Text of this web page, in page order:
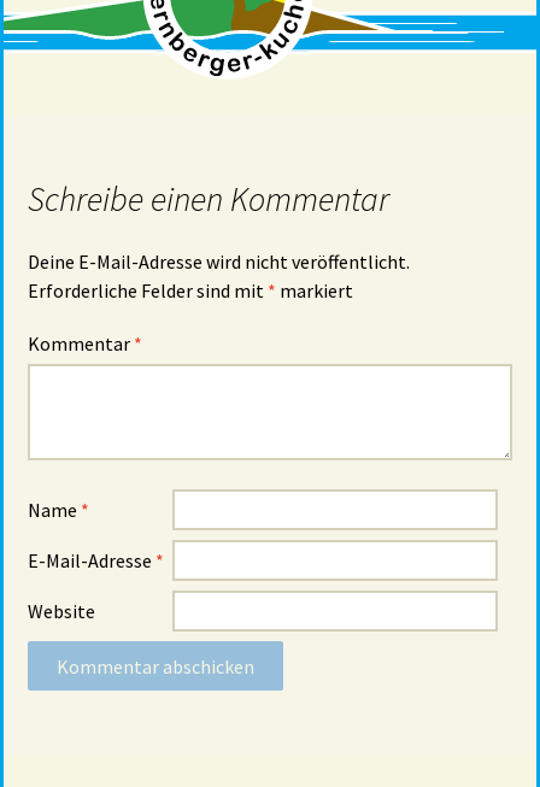
Schreibe einen Kommentar
Deine E-Mail-Adresse wird nicht veröffentlicht.
Erforderliche Felder sind mit * markiert
Kommentar *
Name *
E-Mail-Adresse *
Website